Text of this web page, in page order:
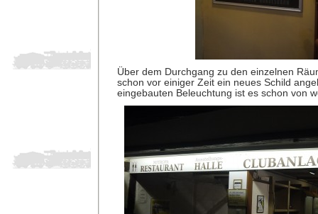
Über dem Durchgang zu den einzelnen
schon vor einiger Zeit ein neues Schild
eingebauten Beleuchtung ist es schon von